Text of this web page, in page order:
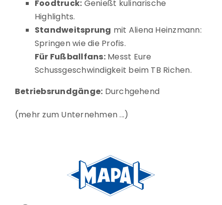
Foodtruck: Genießt kulinarische
Highlights.
Standweitsprung mit Aliena Heinzmann:
Springen wie die Profis.
Für Fußballfans:Messt Eure
Schussgeschwindigkeit beim TB Richen.
Betriebsrundgänge: Durchgehend
mehr zum Unternehmen